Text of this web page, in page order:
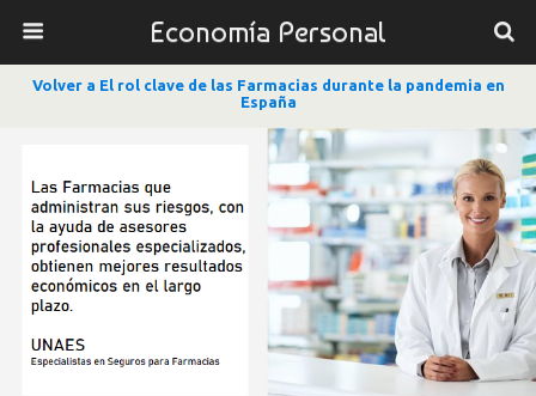
Economía Personal
Volver a El rol clave de las Farmacias durante la pandemia en
España